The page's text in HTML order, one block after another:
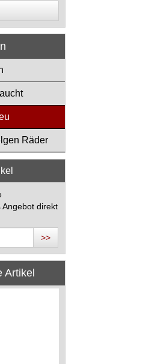
Räder
direkt
>>
Artikel